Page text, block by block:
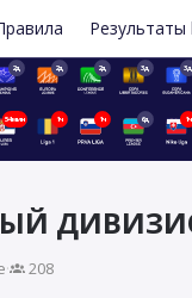
Результаты
2д 2д 2д 3д 3д
54мин 1ч 1ч 6д 1ч
· 208